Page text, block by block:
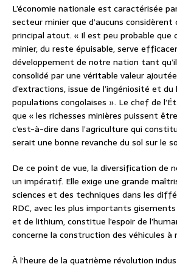
L’économie nationale est caractérisée
secteur minier que d’aucuns
principal atout. « Il est peu probable que
minier, du reste épuisable, serve
développement de notre nation tant
consolidé par une véritable valeur
d’extractions, issue de l’ingéniosité et du
populations congolaises ». Le chef de
que « les richesses minières puissent
c’est-à-dire dans l’agriculture qui
serait une bonne revanche du sol sur le
De ce point de vue, la diversification de
un impératif. Elle exige une grande
sciences et des techniques dans les
RDC, avec les plus importants
et de lithium, constitue l’espoir de
concerne la construction des véhicules
À l’heure de la quatrième révolution